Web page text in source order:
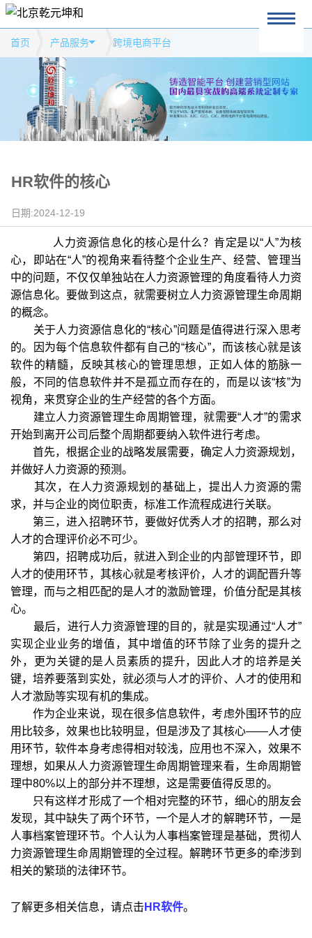
首页 产品服务 跨境电商平台
HR软件的核心
日期:2024-12-19
人力资源信息化的核心是什么？肯定是以“人”为核
心，即站在“人”的视角来看待整个企业生产、经营、管理当
中的问题，不仅仅单独站在人力资源管理的角度看待人力资
源信息化。要做到这点，就需要树立人力资源管理生命周期
的概念。
关于人力资源信息化的“核心”问题是值得进行深入思考
的。因为每个信息软件都有自己的“核心”，而该核心就是该
软件的精髓，反映其核心的管理思想，正如人体的筋脉一
般，不同的信息软件并不是孤立而存在的，而是以该“核”为
视角，来贯穿企业的生产经营的各个方面。
建立人力资源管理生命周期管理，就需要“人才”的需求
开始到离开公司后整个周期都要纳入软件进行考虑。
首先，根据企业的战略发展需要，确定人力资源规划，
并做好人力资源的预测。
其次，在人力资源规划的基础上，提出人力资源的需
求，并与企业的岗位职责，标准工作流程成进行关联。
第三，进入招聘环节，要做好优秀人才的招聘，那么对
人才的合理评价必不可少。
第四，招聘成功后，就进入到企业的内部管理环节，即
人才的使用环节，其核心就是考核评价，人才的调配晋升等
管理，而与之相匹配的是人才的激励管理，价值分配是其核
心。
最后，进行人力资源管理的目的，就是实现通过“人才”
实现企业业务的增值，其中增值的环节除了业务的提升之
外，更为关键的是人员素质的提升，因此人才的培养是关
键，培养要落到实处，就必须与人才的评价、人才的使用和
人才激励等实现有机的集成。
作为企业来说，现在很多信息软件，考虑外围环节的应
用比较多，效果也比较明显，但是涉及了其核心——人才使
用环节，软件本身考虑得相对较浅，应用也不深入，效果不
理想，如果从人力资源管理生命周期管理来看，生命周期管
理中80%以上的部分并不理想，这是需要值得反思的。
只有这样才形成了一个相对完整的环节，细心的朋友会
发现，其中缺失了两个环节，一个是人才的解聘环节，一是
人事档案管理环节。个人认为人事档案管理是基础，贯彻人
力资源管理生命周期管理的全过程。解聘环节更多的牵涉到
相关的繁琐的法律环节。
了解更多相关信息，请点击 HR软件。